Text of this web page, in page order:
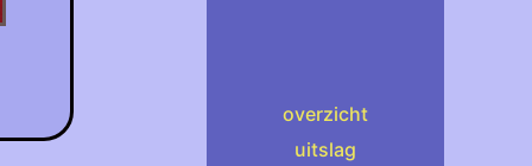
overzicht
uitslag